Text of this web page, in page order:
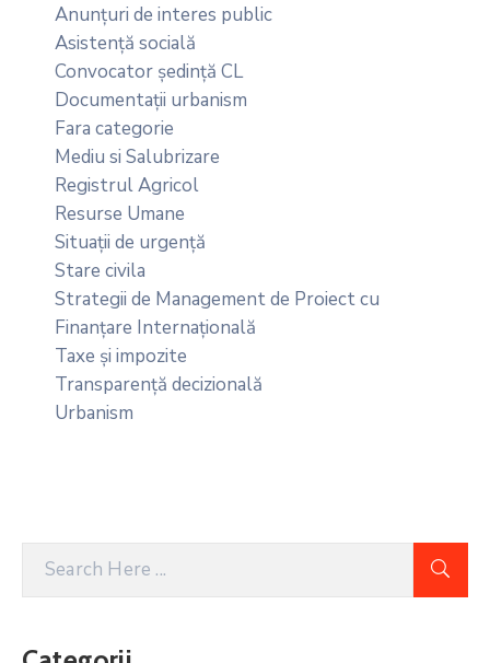
Anunțuri de interes public
Asistență socială
Convocator ședință CL
Documentații urbanism
Fara categorie
Mediu si Salubrizare
Registrul Agricol
Resurse Umane
Situații de urgență
Stare civila
Strategii de Management de Proiect cu
Finanțare Internațională
Taxe și impozite
Transparență decizională
Urbanism